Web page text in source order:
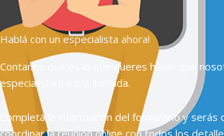
Hablá con un especialista ahora!
Contanos que es lo que queres hacer que
especialista para la llamada.
Completá la información del formulario y
coordinar la reunión online con todos los